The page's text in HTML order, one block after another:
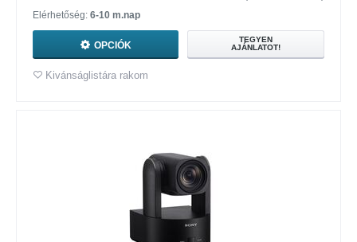
Elérhetőség: 6-10 m.nap
OPCIÓK
TEGYEN
AJÁNLATOT!
Kivánságlistára rakom